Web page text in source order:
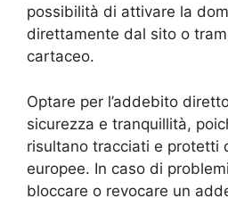
possibilità di attivare la
direttamente dal sito o
cartaceo.
Optare per l’addebito
sicurezza e tranquillità,
risultano tracciati e protetti
europee. In caso di
bloccare o revocare un